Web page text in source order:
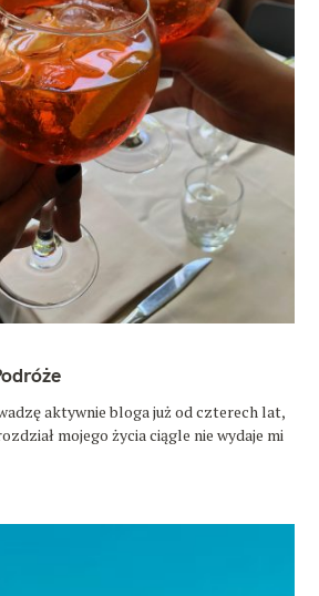
aktywnie bloga już od czterech lat,
mojego życia ciągle nie wydaje mi